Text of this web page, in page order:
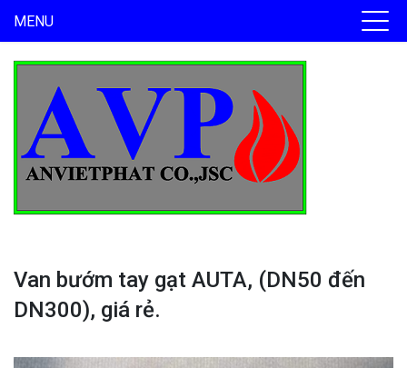
MENU
Van bướm tay gạt AUTA, (DN50 đến
DN300), giá rẻ.